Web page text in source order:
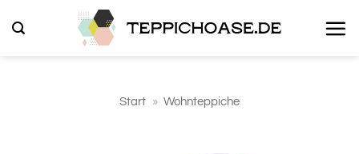
Inhalt
Start » Wohnteppiche